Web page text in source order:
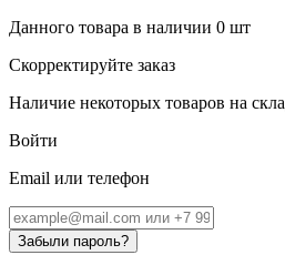
Данного товара в наличии 0 шт
Скорректируйте заказ
Наличие некоторых товаров на
Войти
Email или телефон
Забыли пароль?